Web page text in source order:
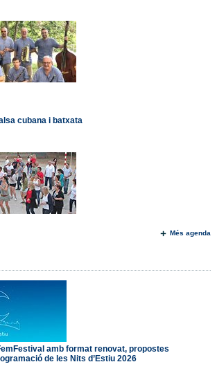
cubana i batxata
Més agenda
amb format renovat, propostes
de les Nits d’Estiu 2026